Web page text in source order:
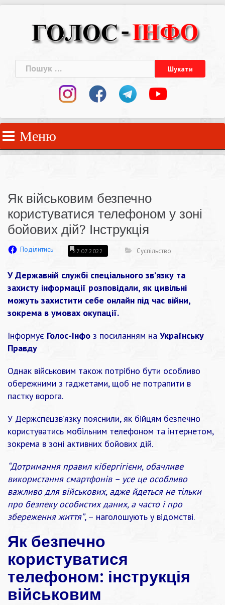
Пошук:
Меню
Як військовим безпечно
користуватися телефоном у зоні
бойових дій? Інструкція
Поділитись 27.07.2022 Суспільство
У Державній службі спеціального зв’язку та
захисту інформації розповідали, як цивільні
можуть захистити себе онлайн під час війни,
зокрема в умовах окупації.
Інформує Голос-Інфо з посиланням на Українську
Правду
Однак військовим також потрібно бути особливо
обережними з гаджетами, щоб не потрапити в
пастку ворога.
У Держспецзв’язку пояснили, як бійцям безпечно
користуватись мобільним телефоном та інтернетом,
зокрема в зоні активних бойових дій.
“Дотримання правил кібергігієни, обачливе
використання смартфонів – усе це особливо
важливо для військових, адже йдеться не тільки
про безпеку особистих даних, а часто і про
збереження життя”, – наголошують у відомстві.
Як безпечно
користуватися
телефоном: інструкція
військовим